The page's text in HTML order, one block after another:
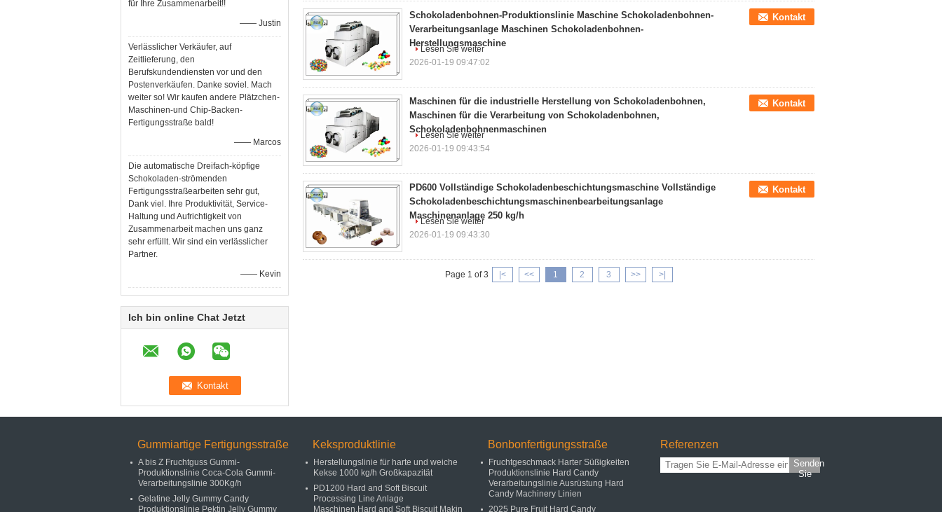
für Ihre Zusammenarbeit!!
—— Justin
Verlässlicher Verkäufer, auf
Zeitlieferung, den
Berufskundendiensten vor und den
Postenverkäufen. Danke soviel. Mach
weiter so! Wir kaufen andere Plätzchen-
Maschinen-und Chip-Backen-
Fertigungsstraße bald!
—— Marcos
Die automatische Dreifach-köpfige
Schokoladen-strömenden
Fertigungsstraßearbeiten sehr gut,
Dank viel. Ihre Produktivität, Service-
Haltung und Aufrichtigkeit von
Zusammenarbeit machen uns ganz
sehr erfüllt. Wir sind ein verlässlicher
Partner.
—— Kevin
Ich bin online Chat Jetzt
Schokoladenbohnen-Produktionslinie Maschine Schokoladenbohnen-
Verarbeitungsanlage Maschinen Schokoladenbohnen-
Herstellungsmaschine
Kontakt
Lesen Sie weiter
2026-01-19 09:47:02
Maschinen für die industrielle Herstellung von Schokoladenbohnen,
Maschinen für die Verarbeitung von Schokoladenbohnen,
Schokoladenbohnenmaschinen
Kontakt
Lesen Sie weiter
2026-01-19 09:43:54
PD600 Vollständige Schokoladenbeschichtungsmaschine Vollständige
Schokoladenbeschichtungsmaschinenbearbeitungsanlage
Maschinenanlage 250 kg/h
Kontakt
Lesen Sie weiter
2026-01-19 09:43:30
Page 1 of 3 |< << 1 2 3 >> >|
Gummiartige Fertigungsstraße
A bis Z Fruchtguss Gummi-
Produktionslinie Coca-Cola Gummi-
Verarbeitungslinie 300Kg/h
Gelatine Jelly Gummy Candy
Produktionslinie Pektin Jelly Gummy
Keksproduktlinie
Herstellungslinie für harte und weiche
Kekse 1000 kg/h Großkapazität
PD1200 Hard and Soft Biscuit
Processing Line Anlage
Maschinen,Hard and Soft Biscuit Makin
Bonbonfertigungsstraße
Fruchtgeschmack Harter Süßigkeiten
Produktionslinie Hard Candy
Verarbeitungslinie Ausrüstung Hard
Candy Machinery Linien
2025 Pure Fruit Hard Candy
Referenzen
Senden
Sie